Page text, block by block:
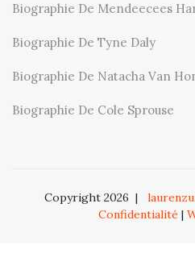
Biographie De Mendeecees
Biographie De Tyne Daly
Biographie De Natacha Van
Biographie De Cole Sprouse
Copyright 2026 |
Confidentialité |